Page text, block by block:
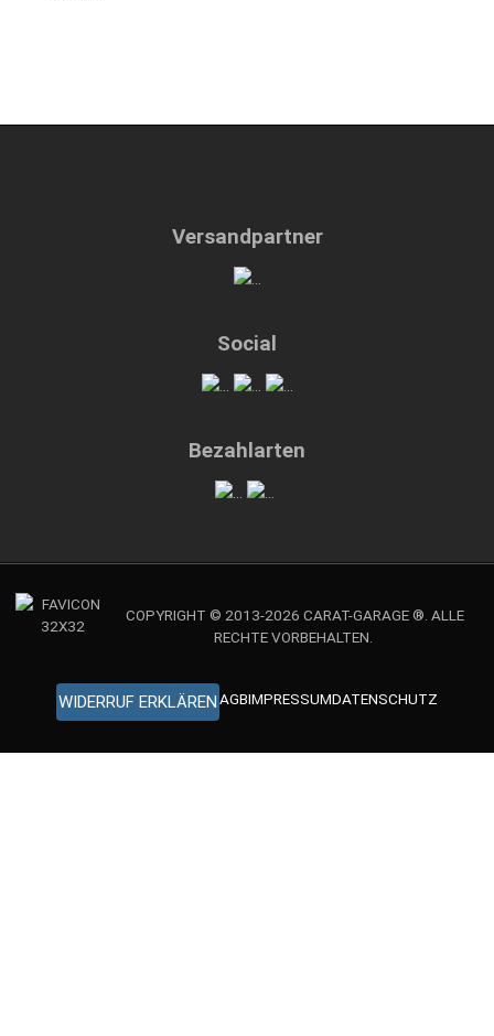
Versandpartner
Social
Bezahlarten
COPYRIGHT © 2013-2026 CARAT-GARAGE ®. ALLE
RECHTE VORBEHALTEN.
WIDERRUF ERKLÄRENAGBIMPRESSUMDATENSCHUTZ